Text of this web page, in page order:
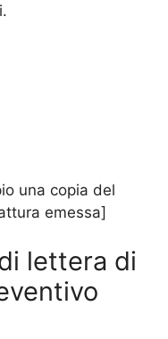
una copia del
emessa]
lettera di